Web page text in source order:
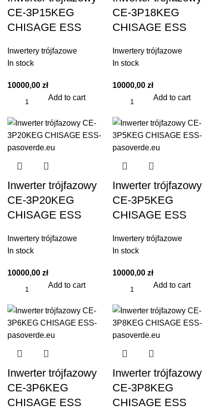
CE-3P15KEG
CHISAGE ESS
Inwertery trójfazowe
In stock
10000,00 zł
Add to cart
CE-3P18KEG
CHISAGE ESS
Inwertery trójfazowe
In stock
10000,00 zł
Add to cart
Inwerter trójfazowy
CE-3P20KEG
CHISAGE ESS
Inwertery trójfazowe
In stock
10000,00 zł
Add to cart
Inwerter trójfazowy
CE-3P5KEG
CHISAGE ESS
Inwertery trójfazowe
In stock
10000,00 zł
Add to cart
Inwerter trójfazowy
CE-3P6KEG
CHISAGE ESS
Inwerter trójfazowy
CE-3P8KEG
CHISAGE ESS